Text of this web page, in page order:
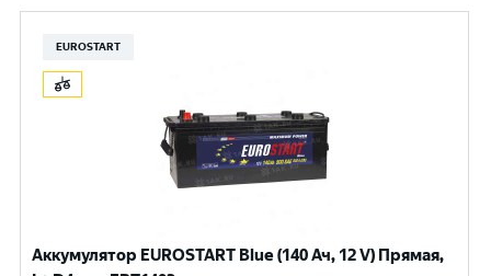
EUROSTART
Аккумулятор EUROSTART Blue (140 Ач, 12 V) Прямая,